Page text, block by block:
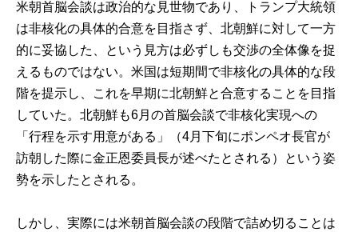
米朝首脳会談は政治的な見世物であり、トランプ大統領
は非核化の具体的合意を目指さず、北朝鮮に対して一方
的に妥協した、という見方は必ずしも交渉の全体像を捉
えるものではない。米国は短期間で非核化の具体的な段
階を提示し、これを早期に北朝鮮と合意することを目指
していた。北朝鮮も6月の首脳会談で非核化実現への
「行程を示す用意がある」（4月下旬にポンペオ長官が
訪朝した際に金正恩委員長が述べたとされる）という姿
勢を示したとされる。
しかし、実際には米朝首脳会談の段階で詰め切ることは